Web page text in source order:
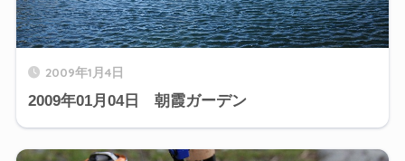
2009年1月4日
2009年01月04日 朝霞ガーデン